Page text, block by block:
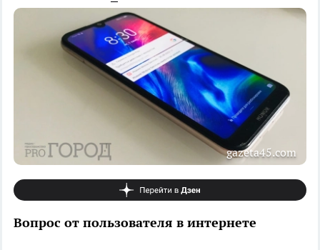
gazeta45.com
Вопрос от пользователя в интернете